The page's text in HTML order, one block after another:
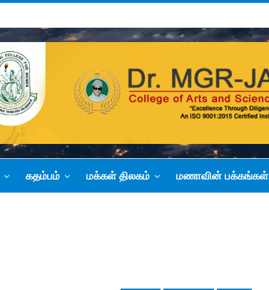
கதம்பம் மக்கள் திலகம் மணாவின் பக்கங்கள்